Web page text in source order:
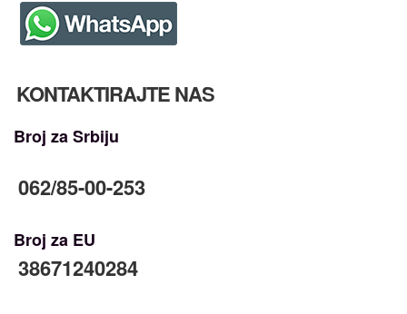
KONTAKTIRAJTE NAS
Broj za Srbiju
062/85-00-253
Broj za EU
38671240284